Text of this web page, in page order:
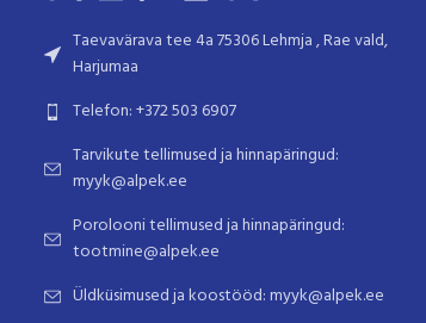
Taevavärava tee 4a 75306 Lehmja , Rae vald,
Harjumaa
Telefon: +372 503 6907
Tarvikute tellimused ja hinnapäringud:
myyk@alpek.ee
Porolooni tellimused ja hinnapäringud:
tootmine@alpek.ee
Üldküsimused ja koostööd: myyk@alpek.ee